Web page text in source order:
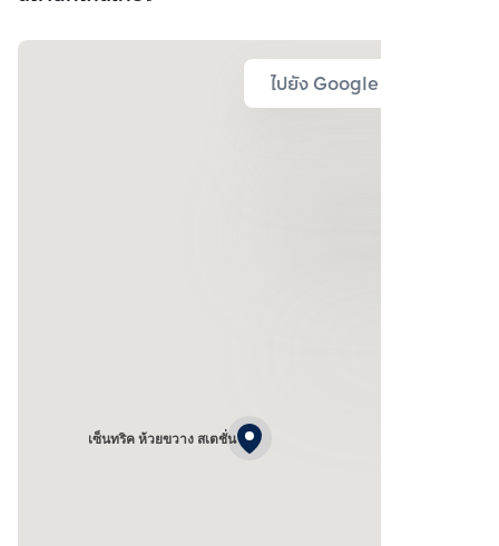
ไปยัง Google Map
เซ็นทริค ห้วยขวาง สเตชั่น